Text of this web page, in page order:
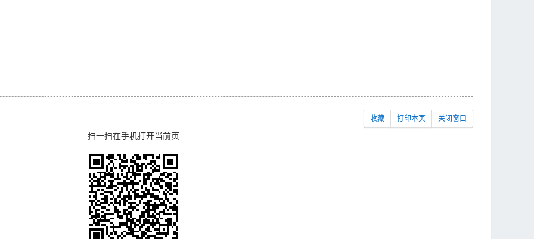
收藏 打印本页 关闭窗口
扫一扫在手机打开当前页